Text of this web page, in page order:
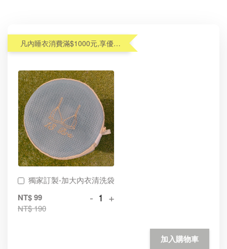
凡內睡衣消費滿$1000元,享優惠價加購內衣洗衣袋$99(原$190)
獨家訂製-加大內衣清洗袋
NT$ 99
NT$ 190
- +
加入購物車